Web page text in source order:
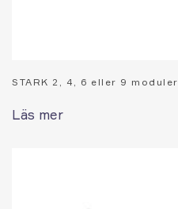
STARK 2, 4, 6 eller 9 moduler
Läs mer